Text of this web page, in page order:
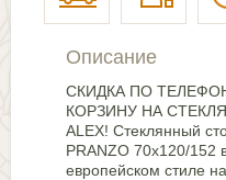
Описание
СКИДКА ПО
КОРЗИНУ НА
ALEX! Стеклянный
PRANZO 70х120/152
европейском стиле